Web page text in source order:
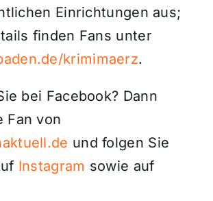
Einrichtungen aus;
finden Fans unter
krimimaerz.
bei Facebook? Dann
Fan von
und folgen Sie
Instagram sowie auf